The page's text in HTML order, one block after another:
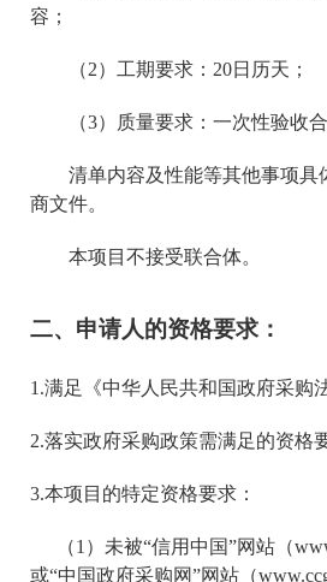
容；
（2） 工期要求： 20日历天 ；
（3）质量要求：一次性验收合
清单内容及性能等其他事项具
商文件。
本项目不接受联合体。
二、申请人的资格要求：
1.满足《中华人民共和国政府采购
2.落实政府采购政策需满足的资格
3.本项目的特定资格要求：
（1）未被“信用中国”网站（
或“中国政府采购网”网站（